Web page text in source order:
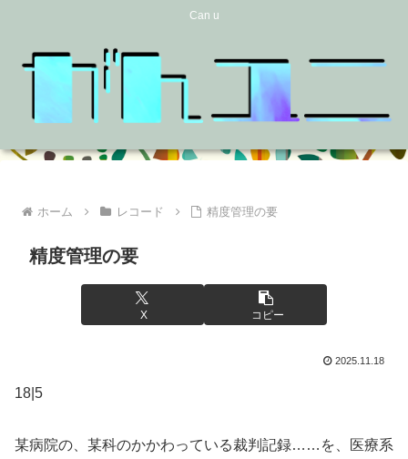
Can u
ホーム レコード 精度管理の要
精度管理の要
X コピー
2025.11.18
18|5
某病院の、某科のかかわっている裁判記録……を、医療系